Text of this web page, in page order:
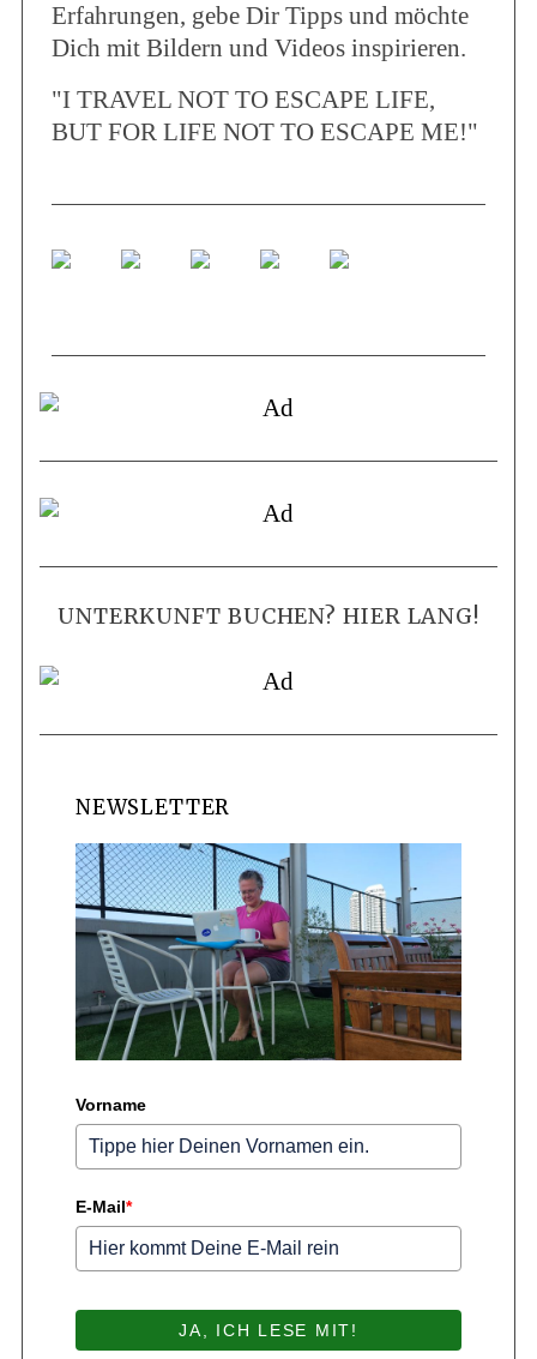
Erfahrungen, gebe Dir Tipps und möchte
Dich mit Bildern und Videos inspirieren.
"I TRAVEL NOT TO ESCAPE LIFE,
BUT FOR LIFE NOT TO ESCAPE ME!"
UNTERKUNFT BUCHEN? HIER LANG!
NEWSLETTER
Vorname
E-Mail*
JA, ICH LESE MIT!